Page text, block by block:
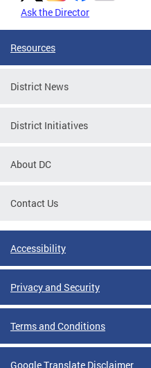
Ask the Director
Resources
District News
District Initiatives
About DC
Contact Us
Accessibility
Privacy and Security
Terms and Conditions
Google Translate Disclaimer